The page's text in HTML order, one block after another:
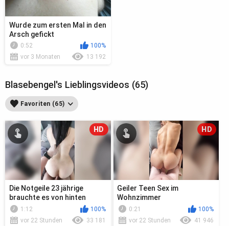
Wurde zum ersten Mal in den
Arsch gefickt
0:52
100%
vor 3 Monaten
13 192
Blasebengel's Lieblingsvideos (65)
Favoriten (65)
HD
Die Notgeile 23 jährige
brauchte es von hinten
1:12
100%
vor 22 Stunden
33 181
HD
Geiler Teen Sex im
Wohnzimmer
0:21
100%
vor 22 Stunden
41 946